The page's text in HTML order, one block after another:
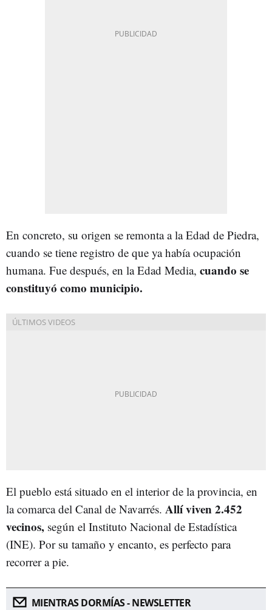
En concreto, su origen se remonta a la Edad de Piedra,
cuando se tiene registro de que ya había ocupación
humana. Fue después, en la Edad Media, cuando se
constituyó como municipio.
El pueblo está situado en el interior de la provincia, en
la comarca del Canal de Navarrés. Allí viven 2.452
vecinos, según el Instituto Nacional de Estadística
(INE). Por su tamaño y encanto, es perfecto para
recorrer a pie.
MIENTRAS DORMÍAS - NEWSLETTER